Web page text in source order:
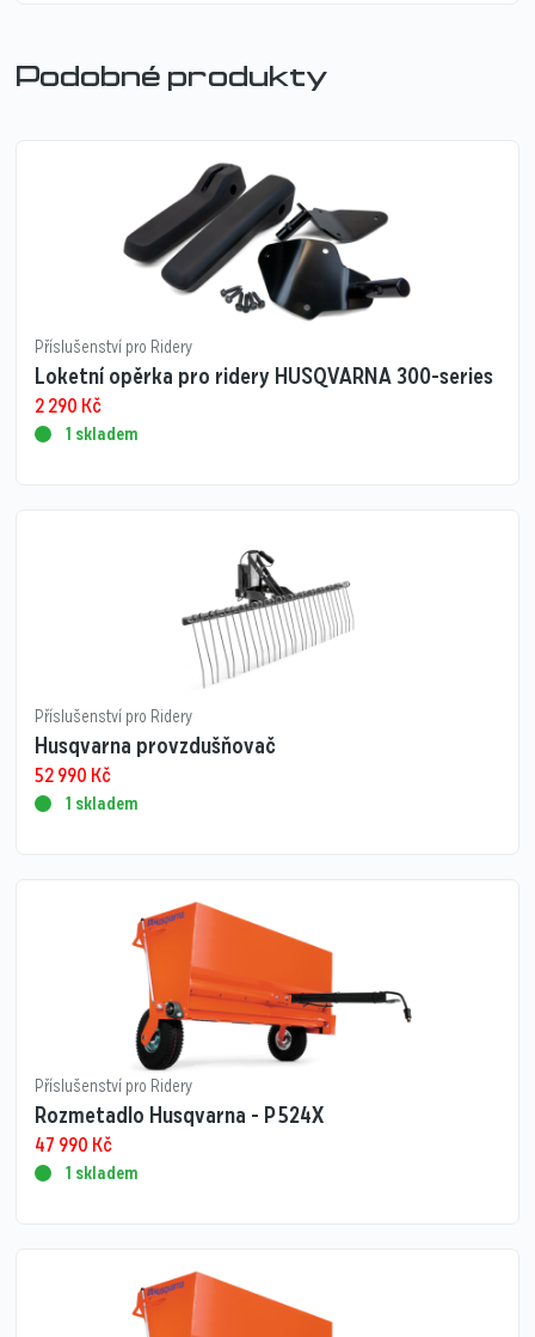
Podobné produkty
Příslušenství pro Ridery
Loketní opěrka pro ridery HUSQVARNA 300-series
2 290 Kč
1 skladem
Příslušenství pro Ridery
Husqvarna provzdušňovač
52 990 Kč
1 skladem
Příslušenství pro Ridery
Rozmetadlo Husqvarna - P 524X
47 990 Kč
1 skladem